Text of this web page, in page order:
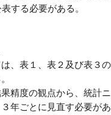
する必要がある。
、表１、表２及び表３
精度の観点から、統計
年ごとに見直す必要が